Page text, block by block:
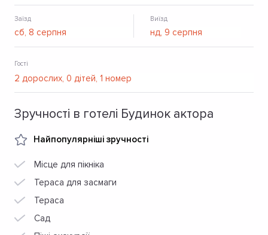
Дві просторі і при цьому дуже затишні, завдяки
грамотному розміщенню кіно-атрибутики, вітальні,
буфетна, зона відпочинку з більярдною та сауною,
затишний дворик.
Заїзд Виїзд
Гості
Зручності в готелі Будинок актора
Найпопулярніші зручності
Місце для пікніка
Тераса для засмаги
Тераса
Сад